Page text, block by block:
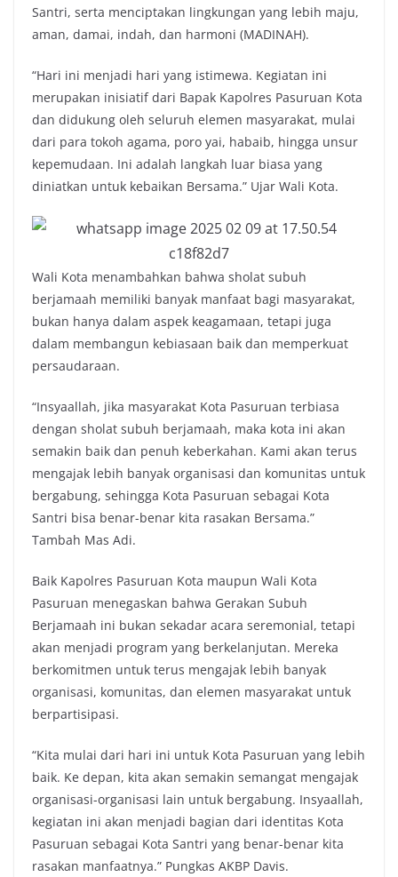
Santri, serta menciptakan lingkungan yang lebih maju,
aman, damai, indah, dan harmoni (MADINAH).
“Hari ini menjadi hari yang istimewa. Kegiatan ini
merupakan inisiatif dari Bapak Kapolres Pasuruan Kota
dan didukung oleh seluruh elemen masyarakat, mulai
dari para tokoh agama, poro yai, habaib, hingga unsur
kepemudaan. Ini adalah langkah luar biasa yang
diniatkan untuk kebaikan Bersama.” Ujar Wali Kota.
Wali Kota menambahkan bahwa sholat subuh
berjamaah memiliki banyak manfaat bagi masyarakat,
bukan hanya dalam aspek keagamaan, tetapi juga
dalam membangun kebiasaan baik dan memperkuat
persaudaraan.
“Insyaallah, jika masyarakat Kota Pasuruan terbiasa
dengan sholat subuh berjamaah, maka kota ini akan
semakin baik dan penuh keberkahan. Kami akan terus
mengajak lebih banyak organisasi dan komunitas untuk
bergabung, sehingga Kota Pasuruan sebagai Kota
Santri bisa benar-benar kita rasakan Bersama.”
Tambah Mas Adi.
Baik Kapolres Pasuruan Kota maupun Wali Kota
Pasuruan menegaskan bahwa Gerakan Subuh
Berjamaah ini bukan sekadar acara seremonial, tetapi
akan menjadi program yang berkelanjutan. Mereka
berkomitmen untuk terus mengajak lebih banyak
organisasi, komunitas, dan elemen masyarakat untuk
berpartisipasi.
“Kita mulai dari hari ini untuk Kota Pasuruan yang lebih
baik. Ke depan, kita akan semakin semangat mengajak
organisasi-organisasi lain untuk bergabung. Insyaallah,
kegiatan ini akan menjadi bagian dari identitas Kota
Pasuruan sebagai Kota Santri yang benar-benar kita
rasakan manfaatnya.” Pungkas AKBP Davis.